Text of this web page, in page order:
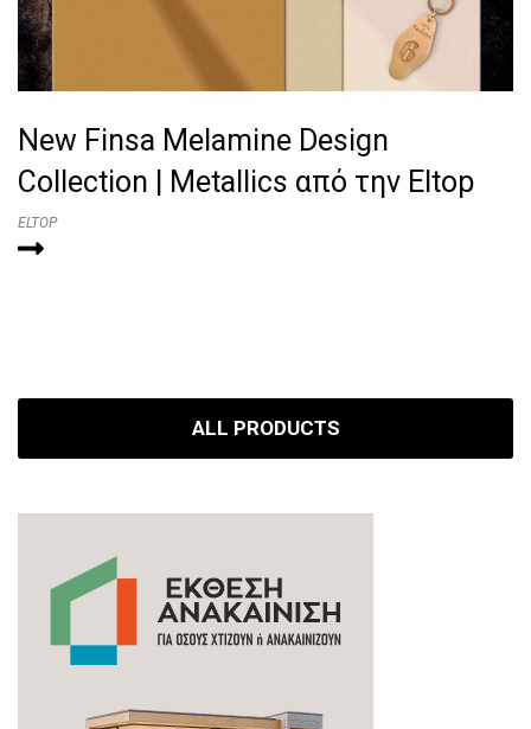
New Finsa Melamine Design
Collection | Metallics από την Eltop
ELTOP
ALL PRODUCTS